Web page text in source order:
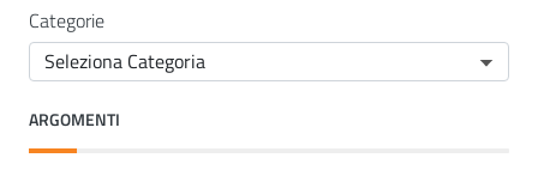
Categorie
ARGOMENTI